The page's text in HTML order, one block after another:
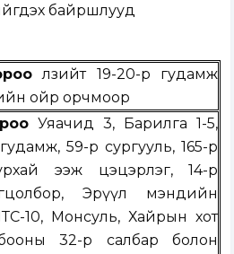
байршлууд
Өлзийт 19-20-р гудамж
ойр орчмоор
Уяачид 3, Барилга 1-5,
59-р сургууль, 165-р
ээж цэцэрлэг, 14-р
Эрүүл мэндийн
10, Монсуль, Хайрын хот
32-р салбар болон